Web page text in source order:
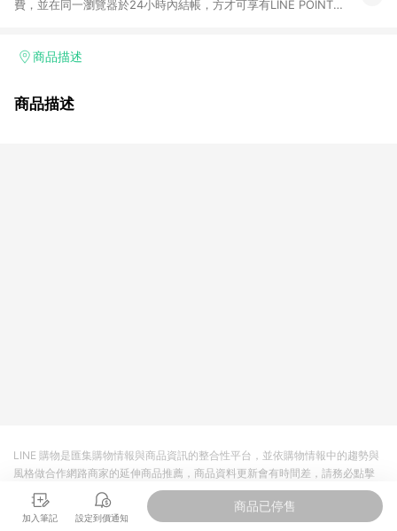
費，並在同一瀏覽器於24小時內結帳，方才可享有LINE POINTS
4. 不具回饋資格種類商品：電子禮券。 5. 回饋點數計算將排除訂
錄，相關問題請於保留時間內聯絡客服中心，並由康達盛通生活
商品描述
商品描述
加入筆記 設定到價通知
商品已停售
LINE 購物是匯集購物情報與商品資訊的整合性平台，並依購物情報中的趨勢與
風格做合作網路商家的延伸商品推薦，商品資料更新會有時間差，請務必點擊
商品至各合作網路商家，確認現售價與購物條件，一切資訊以合作廠商網頁為
準。